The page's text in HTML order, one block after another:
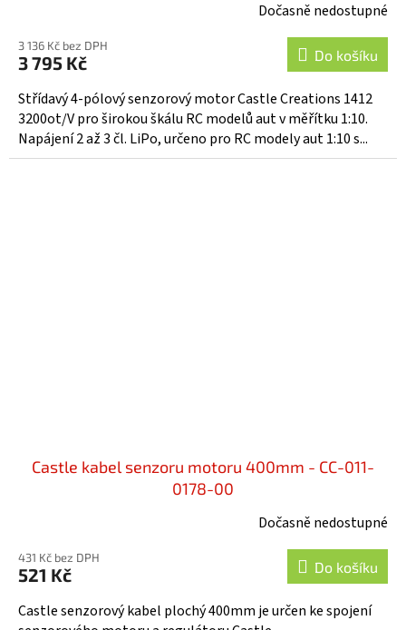
Dočasně nedostupné
3 136 Kč bez DPH
3 795 Kč Do košíku
Střídavý 4-pólový senzorový motor Castle Creations 1412
3200ot/V pro širokou škálu RC modelů aut v měřítku 1:10.
Napájení 2 až 3 čl. LiPo, určeno pro RC modely aut 1:10 s...
Castle kabel senzoru motoru 400mm - CC-011-
0178-00
Dočasně nedostupné
431 Kč bez DPH
521 Kč Do košíku
Castle senzorový kabel plochý 400mm je určen ke spojení